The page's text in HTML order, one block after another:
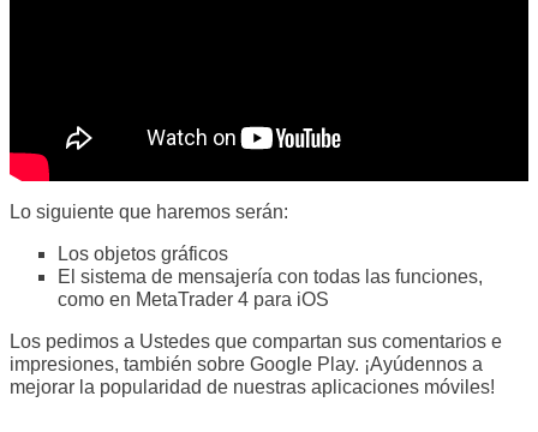
Lo siguiente que haremos serán:
Los objetos gráficos
El sistema de mensajería con todas las funciones,
como en MetaTrader 4 para iOS
Los pedimos a Ustedes que compartan sus comentarios e
impresiones, también sobre Google Play. ¡Ayúdennos a
mejorar la popularidad de nuestras aplicaciones móviles!